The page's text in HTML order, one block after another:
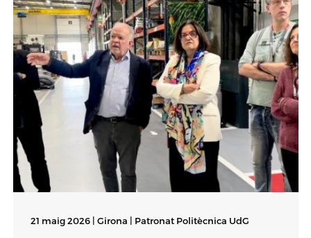
21 maig 2026 | Girona | Patronat Politècnica UdG